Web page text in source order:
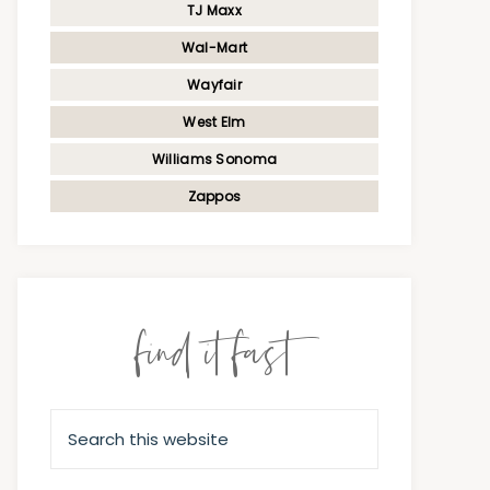
TJ Maxx
Wal-Mart
Wayfair
West Elm
Williams Sonoma
Zappos
find it fast